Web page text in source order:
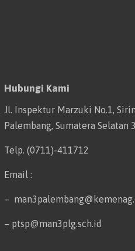
Hubungi Kami
Jl. Inspektur Marzuki No.1,
Palembang, Sumatera Selatan
Telp. (0711)-411712
Email :
–
– ptsp@man3plg.sch.id